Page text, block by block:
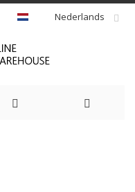
Nederlands